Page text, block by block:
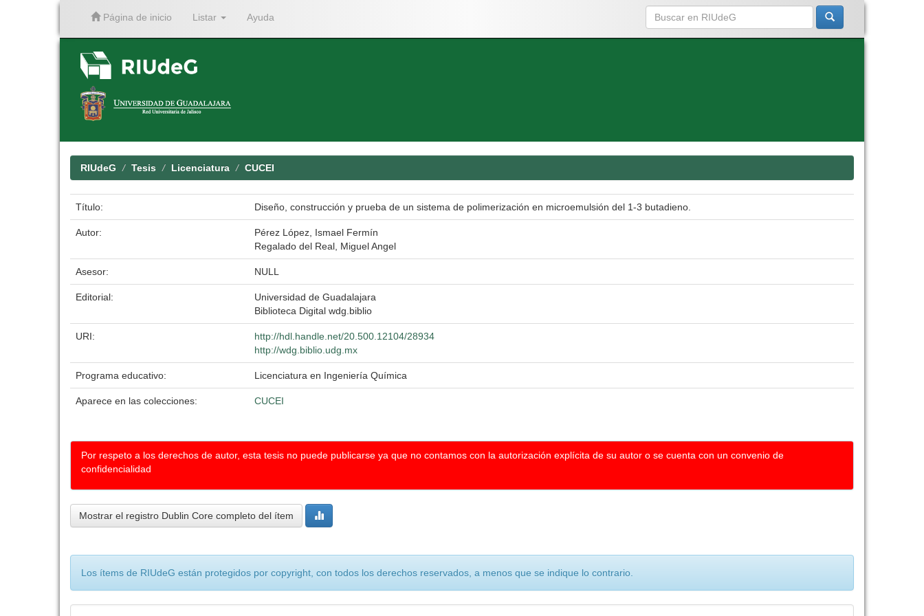
Página de inicio Listar Ayuda
RIUdeG Tesis Licenciatura CUCEI
Título: Diseño, construcción y prueba de un sistema de polimerización en microemulsión del 1-3 butadieno.
Autor:
Pérez López, Ismael Fermín
Regalado del Real, Miguel Angel
Asesor: NULL
Editorial:
Universidad de Guadalajara
Biblioteca Digital wdg.biblio
URI:
http://hdl.handle.net/20.500.12104/28934
http://wdg.biblio.udg.mx
Programa educativo: Licenciatura en Ingeniería Química
Aparece en las colecciones: CUCEI
Por respeto a los derechos de autor, esta tesis no puede publicarse ya que no contamos con la autorización explícita de su autor o se cuenta con un convenio de
confidencialidad
Mostrar el registro Dublin Core completo del ítem
Los ítems de RIUdeG están protegidos por copyright, con todos los derechos reservados, a menos que se indique lo contrario.